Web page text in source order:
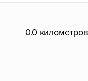
0.0 километров